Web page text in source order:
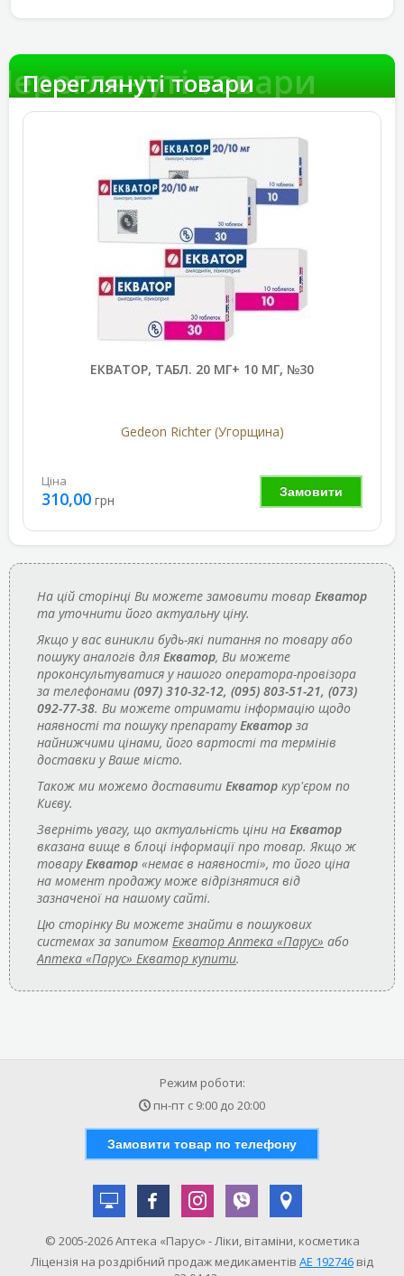
товари
Переглянуті товари
ЕКВАТОР, ТАБЛ. 20 МГ+ 10 МГ, №30
Gedeon Richter (Угорщина)
Замовити
Ціна
310,00 грн
На цій сторінці Ви можете замовити товар Екватор
та уточнити його актуальну ціну.
Якщо у вас виникли будь-які питання по товару або
пошуку аналогів для Екватор, Ви можете
проконсультуватися у нашого оператора-провізора
за телефонами (097) 310-32-12, (095) 803-51-21, (073)
092-77-38. Ви можете отримати інформацію щодо
наявності та пошуку препаратуЕкватор за
найнижчими цінами, його вартості та термінів
доставки у Ваше місто.
Також ми можемо доставити Екватор кур'єром по
Києву.
Зверніть увагу, що актуальність ціни на Екватор
вказана вище в блоці інформації про товар. Якщо ж
товаруЕкватор «немає в наявності», то його ціна
на момент продажу може відрізнятися від
зазначеної на нашому сайті.
Цю сторінку Ви можете знайти в пошукових
системах за запитом Екватор Аптека «Парус» або
Аптека «Парус» Екватор купити.
Режим роботи:
пн-пт с 9:00 до 20:00
Замовити товар по телефону
© 2005-2026 Аптека «Парус» - Ліки, вітаміни, косметика
Ліцензія на роздрібний продаж медикаментів АE 192746 від